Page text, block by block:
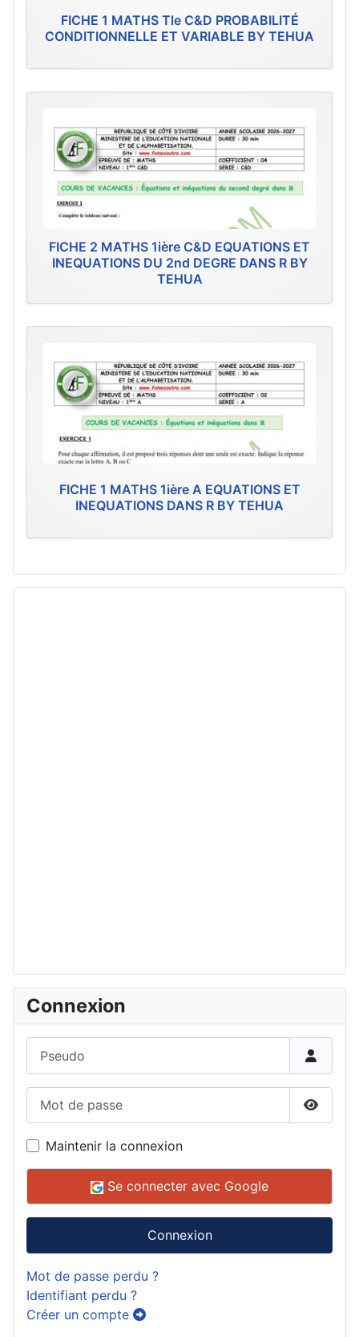
FICHE 1 MATHS Tle C&D PROBABILITÉ
CONDITIONNELLE ET VARIABLE BY TEHUA
FICHE 2 MATHS 1ière C&D EQUATIONS ET
INEQUATIONS DU 2nd DEGRE DANS R BY
TEHUA
FICHE 1 MATHS 1ière A EQUATIONS ET
INEQUATIONS DANS R BY TEHUA
Connexion
Maintenir la connexion
Se connecter avec Google
Connexion
Mot de passe perdu ?
Identifiant perdu ?
Créer un compte